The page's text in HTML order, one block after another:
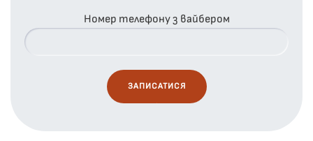
Номер телефону з вайбером